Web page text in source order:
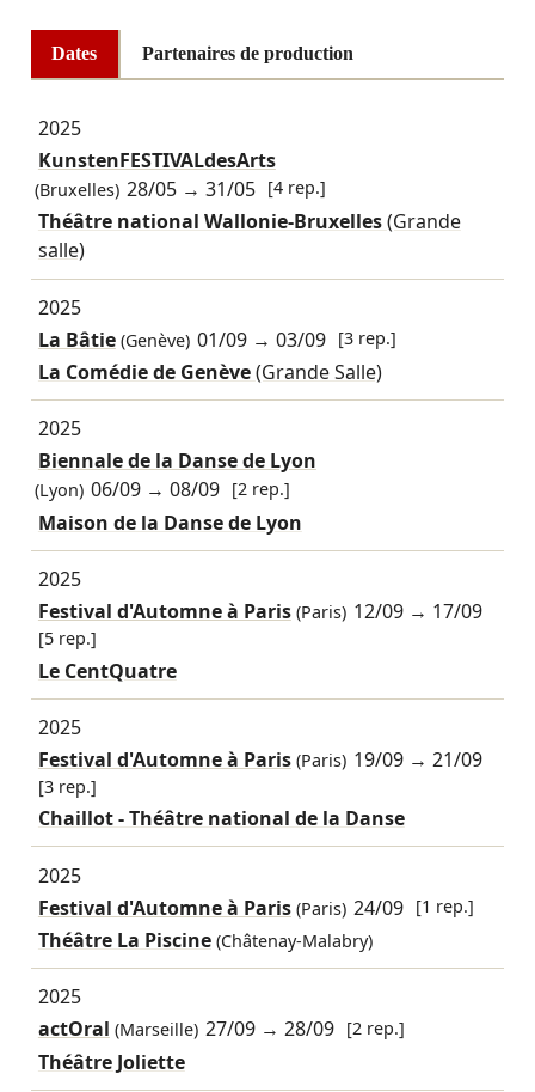
Dates Partenaires de production
2025
KunstenFESTIVALdesArts
(Bruxelles) 28/05 →31/05 [4 rep.]
Théâtre national Wallonie-Bruxelles(Grande
salle)
2025
La Bâtie(Genève) 01/09 →03/09 [3 rep.]
La Comédie de Genève(Grande Salle)
2025
Biennale de la Danse de Lyon
(Lyon) 06/09 →08/09 [2 rep.]
Maison de la Danse de Lyon
2025
Festival d'Automne à Paris(Paris) 12/09 → 17/09
[5 rep.]
Le CentQuatre
2025
Festival d'Automne à Paris(Paris) 19/09 →21/09
[3 rep.]
Chaillot - Théâtre national de la Danse
2025
Festival d'Automne à Paris(Paris) 24/09 [1 rep.]
Théâtre La Piscine (Châtenay-Malabry)
2025
actOral (Marseille) 27/09 →28/09 [2 rep.]
Théâtre Joliette